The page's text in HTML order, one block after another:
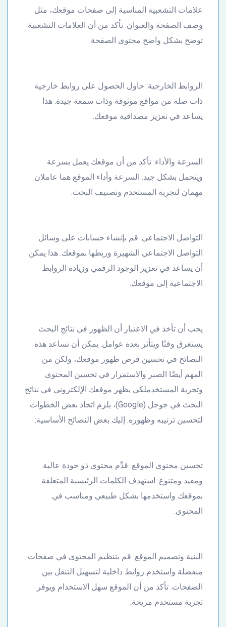
علامات التشعبية المناسبة إلى صفحات موقعك، مثل
وصف الصفحة والعنوان. تأكد من أن العلامات التشعبية
توضح بشكل واضح محتوى الصفحة.
الروابط الخارجية: حاول الحصول على روابط خارجية
ذات صلة من مواقع موثوقة وذات سمعة جيدة. هذا
يساعد في تعزيز مصداقية موقعك.
السرعة والأداء: تأكد من أن موقعك يعمل بسرعة
ويتحمل بشكل جيد. السرعة وأداء الموقع هما عاملان
مهمان لتجربة المستخدم وتصنيف البحث.
التواصل الاجتماعي: قم بإنشاء حسابات على وسائل
التواصل الاجتماعي الشهيرة وربطها بموقعك. هذا يمكن
أن يساعد في تعزيز الوجود الرقمي وزيادة الروابط
الاجتماعية إلى موقعك.
يجب أن تأخذ في الاعتبار أن الظهور في نتائج البحث
يستغرق وقتًا ويتأثر بعدة عوامل. يمكن أن تساعد هذه
النصائح في تحسين فرص ظهور موقعك، ولكن من
المهم أيضًا الصبر والاستمرار في تحسين المحتوى
وتجربة المستخدملكي يظهر موقعك الإلكتروني في نتائج
البحث في جوجل (Google)، يلزم اتخاذ بعض الخطوات
لتحسين ترتيبه وظهوره. إليك بعض النصائح الأساسية:
تحسين محتوى الموقع: قدِّم محتوى ذو جودة عالية
ومفيد ومتنوع. استهدف الكلمات الرئيسية المتعلقة
بموقعك واستخدمها بشكل طبيعي ومناسب في
المحتوى.
البنية وتصميم الموقع: قم بتنظيم المحتوى في صفحات
منفصلة واستخدم روابط داخلية لتسهيل التنقل بين
الصفحات. تأكد من أن الموقع سهل الاستخدام ويوفر
تجربة مستخدم مريحة.